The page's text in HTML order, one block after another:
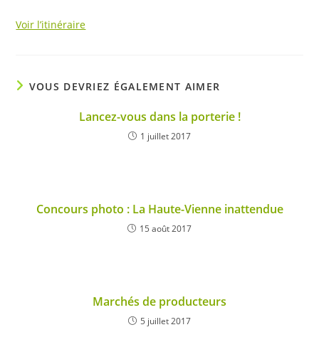
Voir l’itinéraire
VOUS DEVRIEZ ÉGALEMENT AIMER
Lancez-vous dans la porterie !
1 juillet 2017
Concours photo : La Haute-Vienne inattendue
15 août 2017
Marchés de producteurs
5 juillet 2017